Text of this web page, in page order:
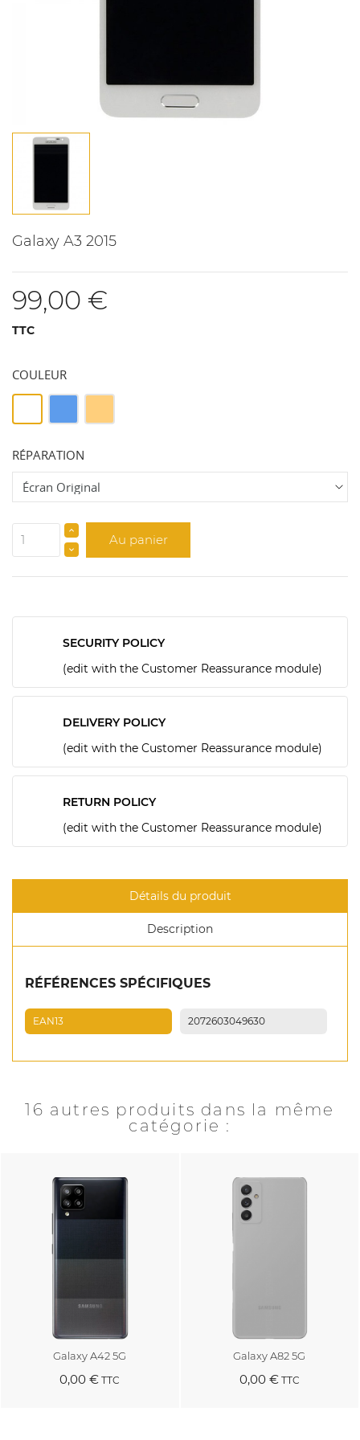
Galaxy A3 2015
99,00 €
TTC
COULEUR
Blanc
RÉPARATION
Au panier
SECURITY POLICY
(edit with the Customer Reassurance module)
DELIVERY POLICY
(edit with the Customer Reassurance module)
RETURN POLICY
(edit with the Customer Reassurance module)
Détails du produit
Description
RÉFÉRENCES SPÉCIFIQUES
EAN13 2072603049630
16 autres produits dans la même
catégorie :
Galaxy A42 5G
0,00 € TTC
Galaxy A82 5G
0,00 €TTC